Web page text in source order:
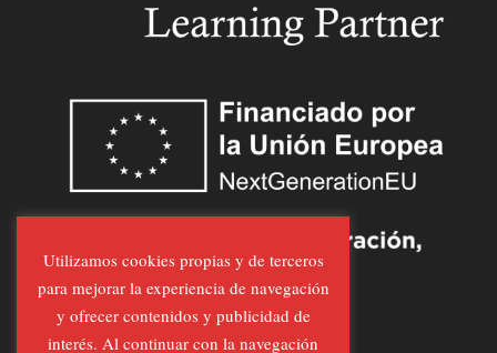
Utilizamos cookies propias y de terceros
para mejorar la experiencia de navegación
y ofrecer contenidos y publicidad de
interés. Al continuar con la navegación